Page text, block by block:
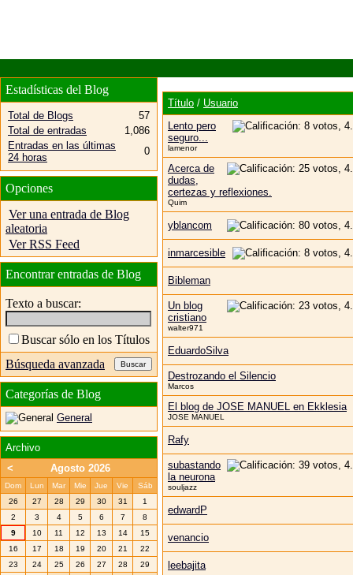
Título / Usuario
Lento pero
seguro...
lamenor
Acerca de
dudas,
certezas y reflexiones.
Quim
yblancom
inmarcesible
Bibleman
Un blog
cristiano
walter971
EduardoSilva
Destrozando el Silencio
Marcos
El blog de JOSE MANUEL en Ekklesia
JOSE MANUEL
Rafy
subastando
la neurona
souljazz
edwardP
venancio
leebajita
Estadísticas del Blog
Total de Blogs
57
Total de entradas
1,086
Entradas en las últimas
24 horas
0
Opciones
Ver una entrada de Blog
aleatoria
Ver RSS Feed
Encontrar entradas de Blog
Texto a buscar:
Buscar sólo en los Títulos
Búsqueda avanzada
Categorías de Blog
General
Archivo
<
Agosto 2026
Dom Lun Mar Mie Jue Vie
Sáb
26
27 28 29 30 31
1
2
3 4 5 6 7
8
9
10 11 12 13 14
15
16
17 18 19 20 21
22
23
24 25 26 27 28
29